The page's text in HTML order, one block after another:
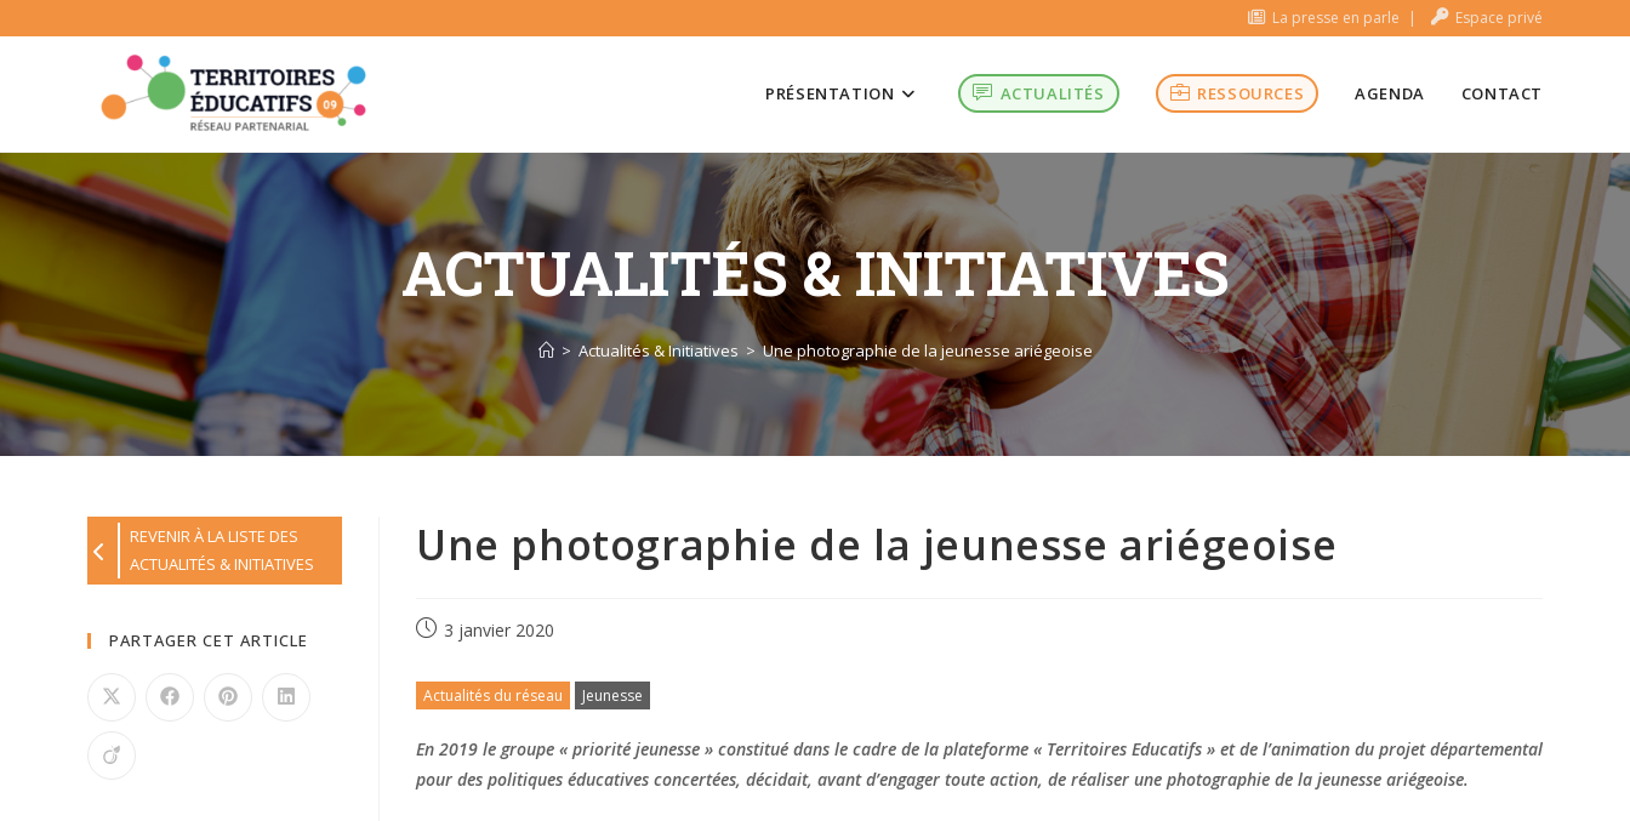
to
La presse en parle Espace privé
PRÉSENTATION ACTUALITÉS RESSOURCES AGENDA CONTACT
ACTUALITÉS & INITIATIVES
> Actualités & Initiatives > Une photographie de la jeunesse ariégeoise
Une photographie de la jeunesse ariégeoise
3 janvier 2020
Actualités du réseau Jeunesse
En 2019 le groupe « priorité jeunesse » constitué dans le cadre de la plateforme « Territoires Educatifs » et de l’animation du projet départemental
pour des politiques éducatives concertées, décidait, avant d’engager toute action, de réaliser une photographie de la jeunesse ariégeoise.
REVENIR À LA LISTE DES
ACTUALITÉS & INITIATIVES
PARTAGER CET ARTICLE